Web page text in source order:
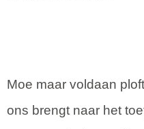
Moe maar voldaan
ons brengt naar het